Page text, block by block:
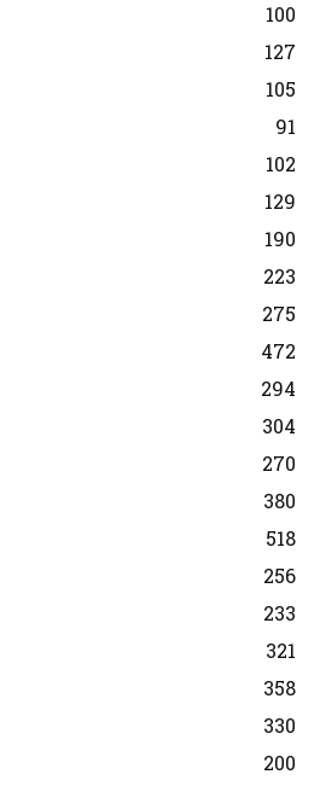
100
127
105
91
102
129
190
223
275
472
294
304
270
380
518
256
233
321
358
330
200